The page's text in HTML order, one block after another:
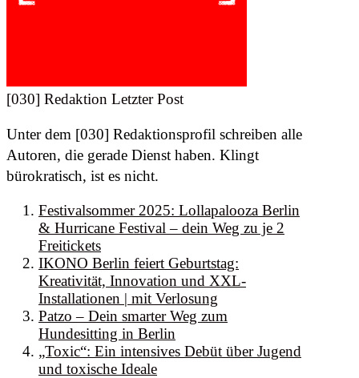
[030] Redaktion Letzter Post
Unter dem [030] Redaktionsprofil schreiben alle
Autoren, die gerade Dienst haben. Klingt
bürokratisch, ist es nicht.
Festivalsommer 2025: Lollapalooza Berlin
& Hurricane Festival – dein Weg zu je 2
Freitickets
IKONO Berlin feiert Geburtstag:
Kreativität, Innovation und XXL-
Installationen | mit Verlosung
Patzo – Dein smarter Weg zum
Hundesitting in Berlin
„Toxic“: Ein intensives Debüt über Jugend
und toxische Ideale